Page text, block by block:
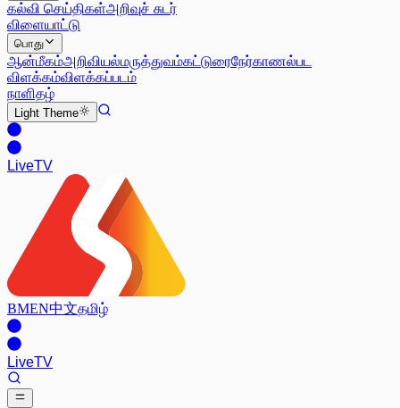
கல்வி செய்திகள்அறிவுச் சுடர்
விளையாட்டு
பொது
ஆன்மீகம்அறிவியல்மருத்துவம்கட்டுரைநேர்காணல்பட
விளக்கம்விளக்கப்படம்
நாளிதழ்
Light Theme
LiveTV
BMEN中文தமிழ்
LiveTV